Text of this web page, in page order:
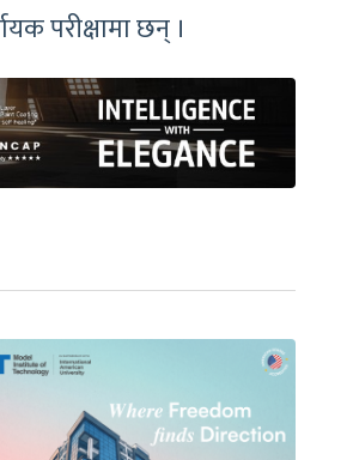
परीक्षामा छन् ।